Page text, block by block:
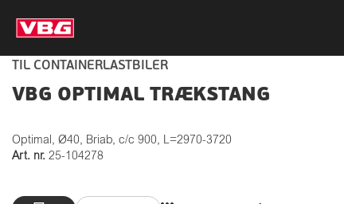
TIL CONTAINERLASTBILER
VBG OPTIMAL TRÆKSTANG
Optimal, Ø40, Briab, c/c 900, L=2970-3720
Art. nr. 25-104278